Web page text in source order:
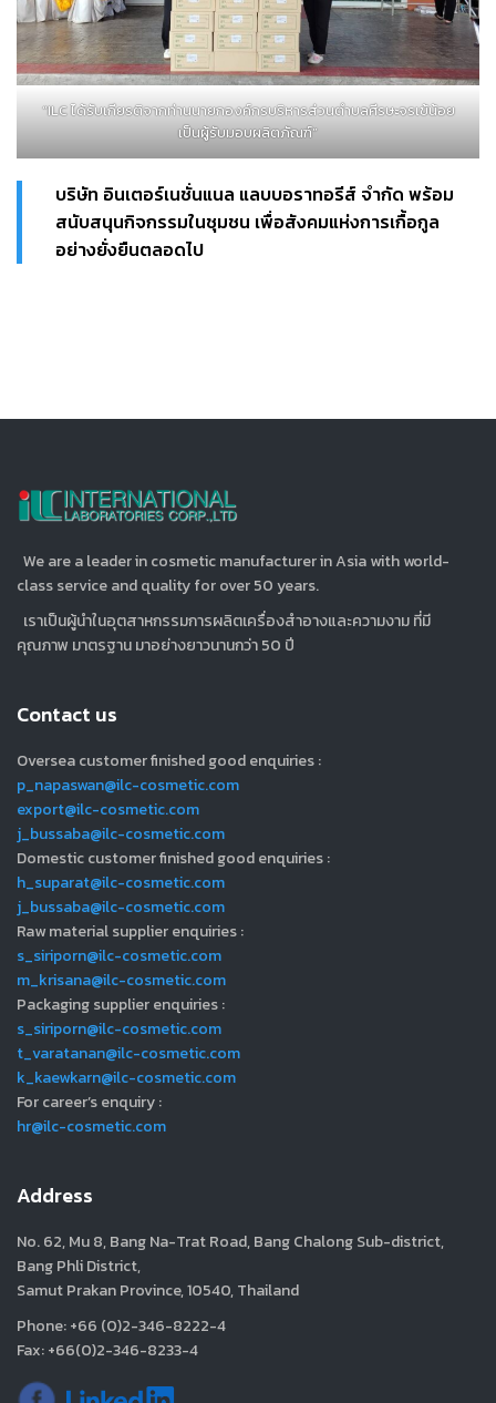
“ILC ได้รับเกียรติจากท่านนายกองค์กรบริหารส่วนตำบลศีรษะจรเข้น้อย
เป็นผู้รับมอบผลิตภัณฑ์”
บริษัท อินเตอร์เนชั่นแนล แลบบอราทอรีส์ จำกัด พร้อม
สนับสนุนกิจกรรมในชุมชน เพื่อสังคมแห่งการเกื้อกูล
อย่างยั่งยืนตลอดไป
We are a leader in cosmetic manufacturer in Asia with world-
class service and quality for over 50 years.
เราเป็นผู้นำในอุตสาหกรรมการผลิตเครื่องสำอางและความงาม ที่มี
คุณภาพ มาตรฐาน มาอย่างยาวนานกว่า 50 ปี
Contact us
Oversea customer finished good enquiries :
p_napaswan@ilc-cosmetic.com
export@ilc-cosmetic.com
j_bussaba@ilc-cosmetic.com
Domestic customer finished good enquiries :
h_suparat@ilc-cosmetic.com
j_bussaba@ilc-cosmetic.com
Raw material supplier enquiries :
s_siriporn@ilc-cosmetic.com
m_krisana@ilc-cosmetic.com
Packaging supplier enquiries :
s_siriporn@ilc-cosmetic.com
t_varatanan@ilc-cosmetic.com
k_kaewkarn@ilc-cosmetic.com
For career’s enquiry :
hr@ilc-cosmetic.com
Address
No. 62, Mu 8, Bang Na-Trat Road, Bang Chalong Sub-district,
Bang Phli District,
Samut Prakan Province, 10540, Thailand
Phone: +66 (0)2-346-8222-4
Fax: +66(0)2-346-8233-4